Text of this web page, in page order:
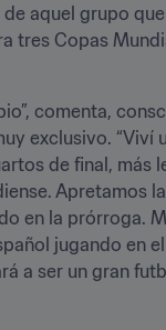
de aquel grupo
tres Copas
comenta,
exclusivo. “Viví
de final, más
Apretamos
en la prórroga.
jugando en
a ser un gran